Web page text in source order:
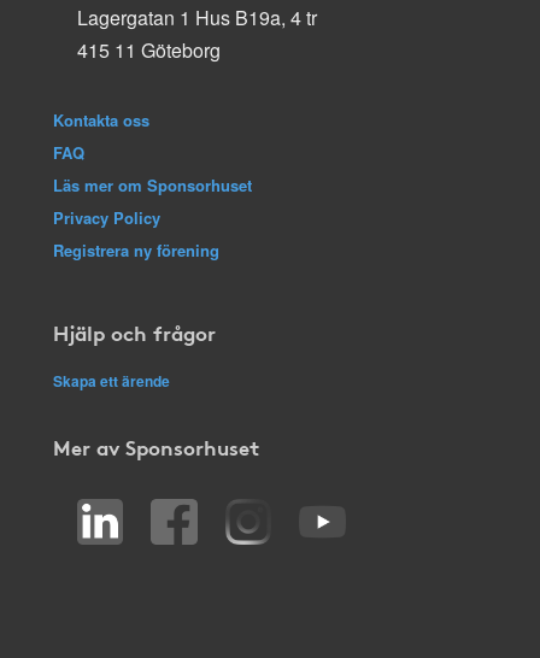
Lagergatan 1 Hus B19a, 4 tr
415 11 Göteborg
Kontakta oss
FAQ
Läs mer om Sponsorhuset
Privacy Policy
Registrera ny förening
Hjälp och frågor
Skapa ett ärende
Mer av Sponsorhuset